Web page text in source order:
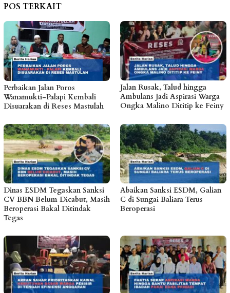
POS TERKAIT
Perbaikan Jalan Poros
Wanamukti-Palapi Kembali
Disuarakan di Reses Mastulah
Jalan Rusak, Talud hingga
Ambulans Jadi Aspirasi Warga
Ongka Malino Dititip ke Feiny
Dinas ESDM Tegaskan Sanksi
CV BBN Belum Dicabut, Masih
Beroperasi Bakal Ditindak
Tegas
Abaikan Sanksi ESDM, Galian
C di Sungai Baliara Terus
Beroperasi